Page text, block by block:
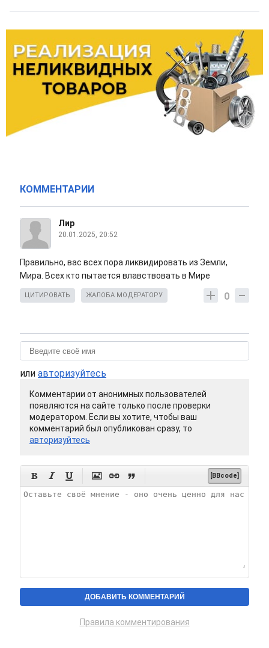
КОММЕНТАРИИ
Лир
20.01.2025, 20:52
Правильно, вас всех пора ликвидировать из Земли,
Мира. Всех кто пытается влавствовать в Мире
0
ЦИТИРОВАТЬ ЖАЛОБА МОДЕРАТОРУ
или авторизуйтесь
Комментарии от анонимных пользователей
появляются на сайте только после проверки
модератором. Если вы хотите, чтобы ваш
комментарий был опубликован сразу, то
авторизуйтесь
      [BBcode]
Правила комментирования